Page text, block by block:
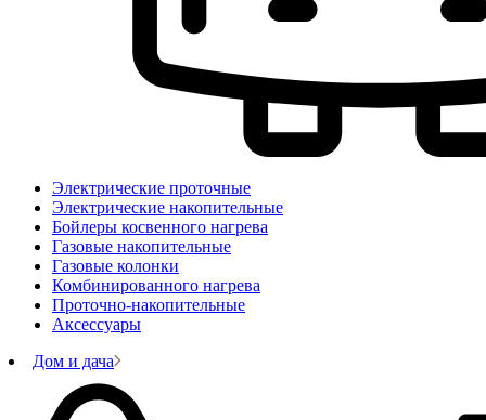
Электрические проточные
Электрические накопительные
Бойлеры косвенного нагрева
Газовые накопительные
Газовые колонки
Комбинированного нагрева
Проточно-накопительные
Аксессуары
Дом и дача